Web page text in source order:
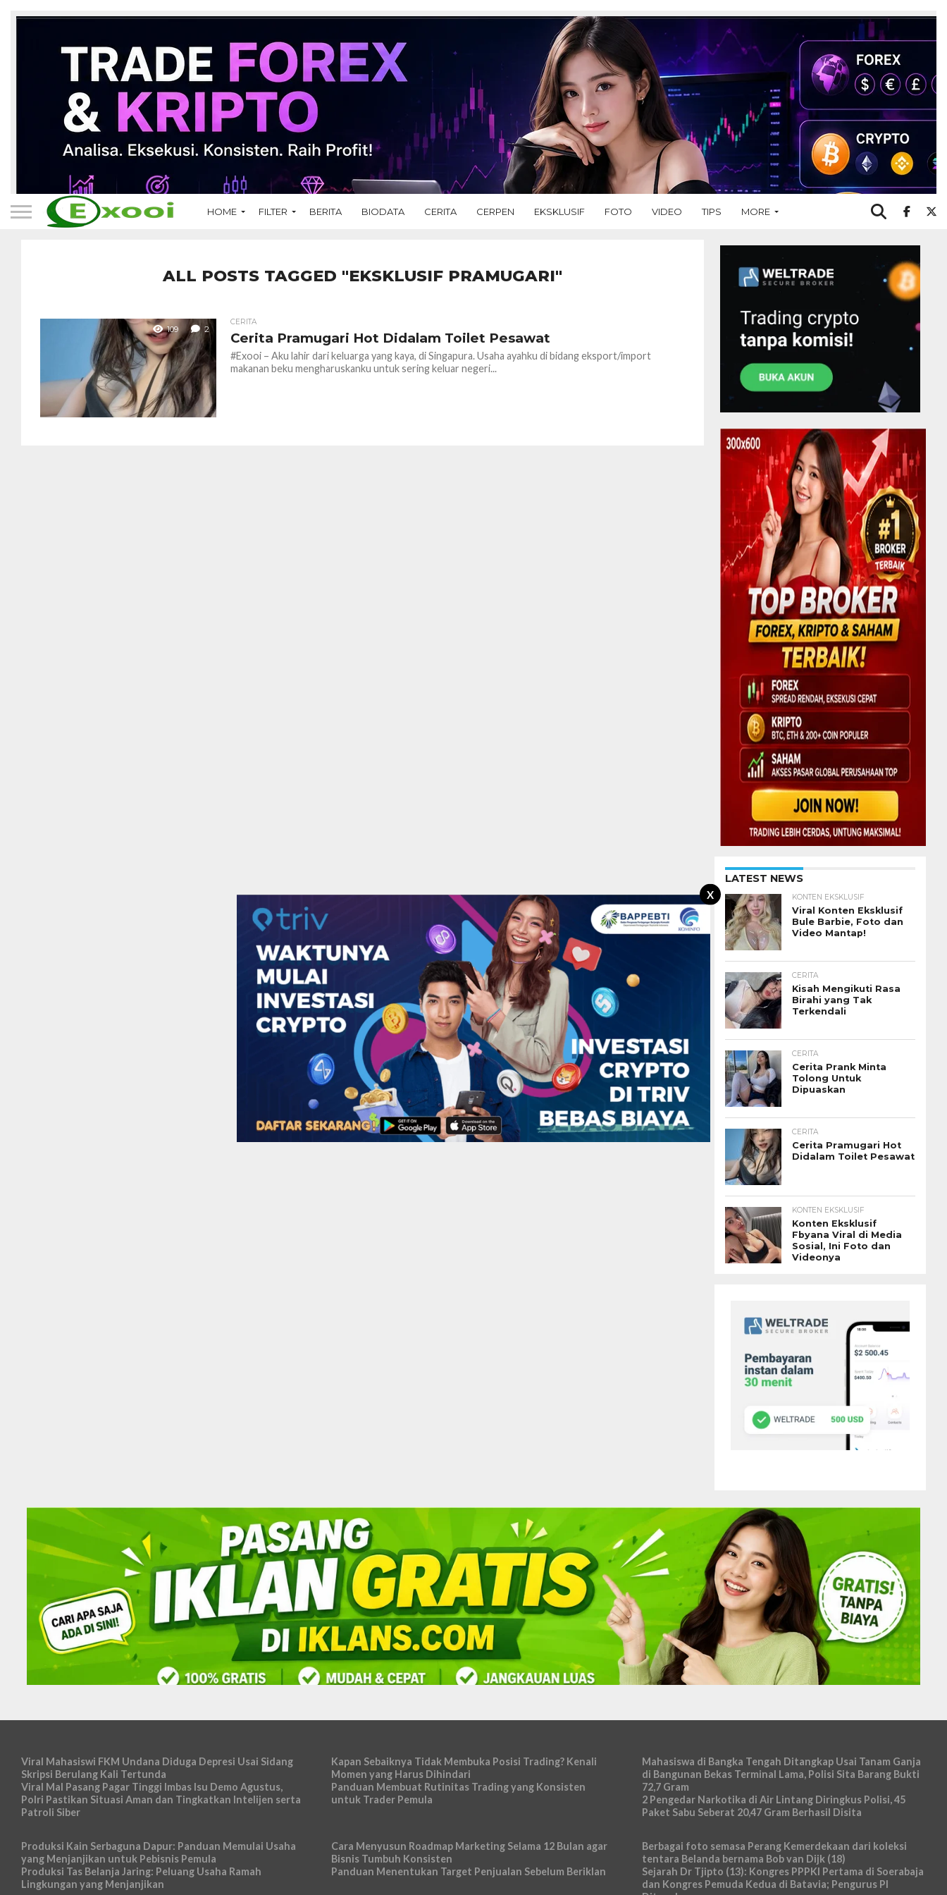
X
HOME FILTER BERITA BIODATA CERITA CERPEN EKSKLUSIF FOTO VIDEO TIPS MORE
ALL POSTS TAGGED "EKSKLUSIF PRAMUGARI"
109 2
CERITA
Cerita Pramugari Hot Didalam Toilet Pesawat
#Exooi – Aku lahir dari keluarga yang kaya, di Singapura. Usaha ayahku di bidang eksport/import
makanan beku mengharuskanku untuk sering keluar negeri...
LATEST NEWS
KONTEN EKSKLUSIF
Viral Konten Eksklusif
Bule Barbie, Foto dan
Video Mantap!
CERITA
Kisah Mengikuti Rasa
Birahi yang Tak
Terkendali
CERITA
Cerita Prank Minta
Tolong Untuk
Dipuaskan
CERITA
Cerita Pramugari Hot
Didalam Toilet Pesawat
KONTEN EKSKLUSIF
Konten Eksklusif
Fbyana Viral di Media
Sosial, Ini Foto dan
Videonya
Viral Mahasiswi FKM Undana Diduga Depresi Usai Sidang
Skripsi Berulang Kali Tertunda
Viral Mal Pasang Pagar Tinggi Imbas Isu Demo Agustus,
Polri Pastikan Situasi Aman dan Tingkatkan Intelijen serta
Patroli Siber
Kapan Sebaiknya Tidak Membuka Posisi Trading? Kenali
Momen yang Harus Dihindari
Panduan Membuat Rutinitas Trading yang Konsisten
untuk Trader Pemula
Mahasiswa di Bangka Tengah Ditangkap Usai Tanam Ganja
di Bangunan Bekas Terminal Lama, Polisi Sita Barang Bukti
72,7 Gram
2 Pengedar Narkotika di Air Lintang Diringkus Polisi, 45
Paket Sabu Seberat 20,47 Gram Berhasil Disita
Produksi Kain Serbaguna Dapur: Panduan Memulai Usaha
yang Menjanjikan untuk Pebisnis Pemula
Produksi Tas Belanja Jaring: Peluang Usaha Ramah
Lingkungan yang Menjanjikan
Cara Menyusun Roadmap Marketing Selama 12 Bulan agar
Bisnis Tumbuh Konsisten
Panduan Menentukan Target Penjualan Sebelum Beriklan
Berbagai foto semasa Perang Kemerdekaan dari koleksi
tentara Belanda bernama Bob van Dijk (18)
Sejarah Dr Tjipto (13): Kongres PPPKI Pertama di Soerabaja
dan Kongres Pemuda Kedua di Batavia; Pengurus PI